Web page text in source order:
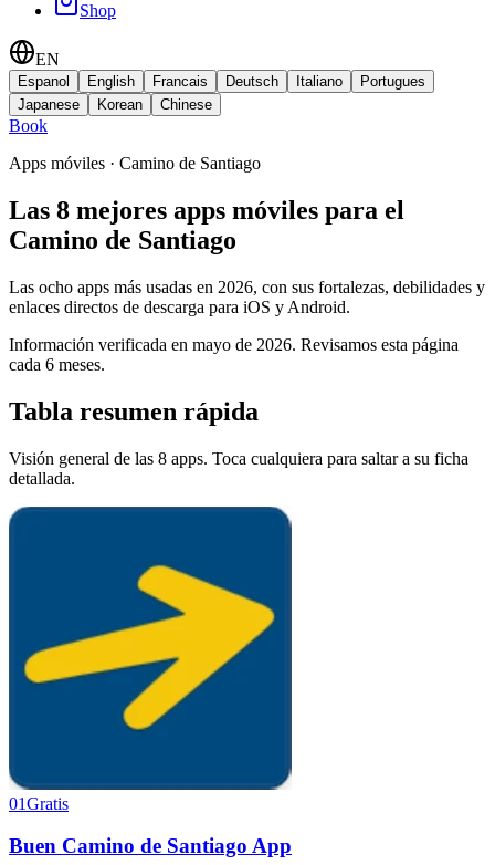
Shop
EN
Espanol English Francais Deutsch Italiano
Portugues
Japanese
Korean Chinese
Book
Apps móviles · Camino de Santiago
Las 8 mejores apps móviles para el
Camino de Santiago
Las ocho apps más usadas en 2026, con sus fortalezas, debilidades y
enlaces directos de descarga para iOS y Android.
Información verificada en mayo de 2026. Revisamos esta página
cada 6 meses.
Tabla resumen rápida
Visión general de las 8 apps. Toca cualquiera para saltar a su ficha
detallada.
01Gratis
Buen Camino de Santiago App